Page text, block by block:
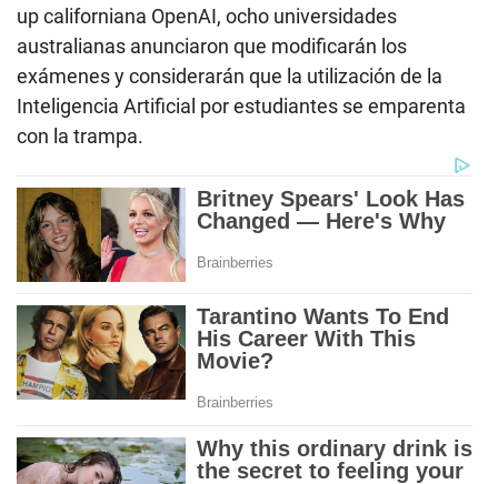
up californiana OpenAI, ocho universidades
australianas anunciaron que modificarán los
exámenes y considerarán que la utilización de la
Inteligencia Artificial por estudiantes se emparenta
con la trampa.